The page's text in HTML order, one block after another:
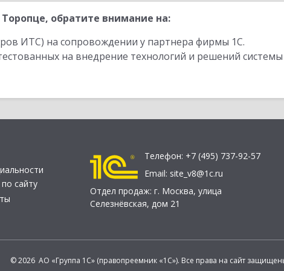
обратите внимание на:
ИТС) на сопровождении у партнера фирмы 1С.
на внедрение технологий и решений
сайту
Телефон: +7 (495) 737-92-57
Email: site_v8@1c.ru
Отдел продаж: г. Москва, улица
Селезнёвская, дом 21
© 2026 АО «Группа 1С» (правопреемник «1С»). Все права на сайт